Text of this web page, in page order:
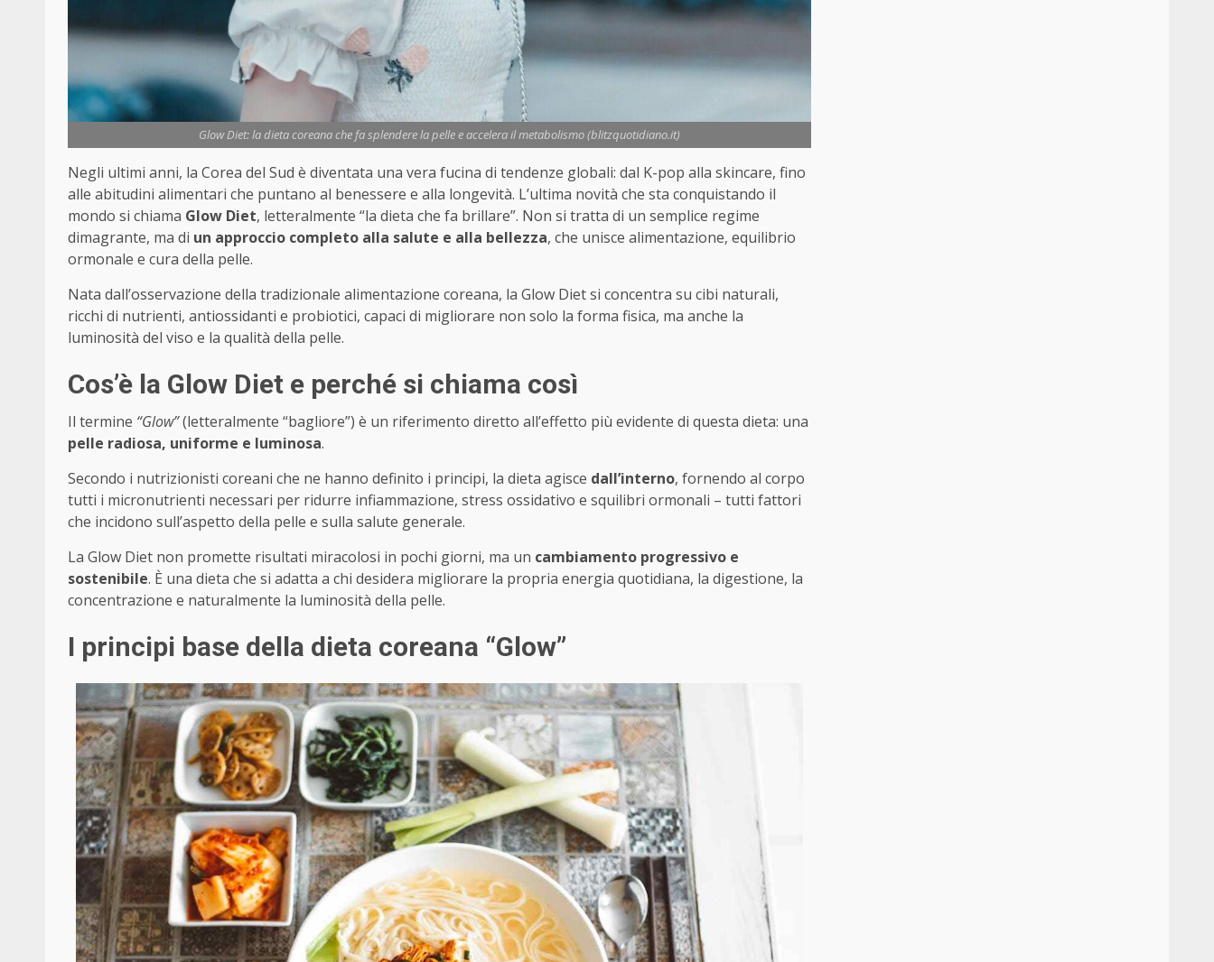
Glow Diet: la dieta coreana che fa splendere la pelle e accelera il metabolismo (blitzquotidiano.it)
Negli ultimi anni, la Corea del Sud è diventata una vera fucina di tendenze globali: dal K-pop alla skincare, fino
alle abitudini alimentari che puntano al benessere e alla longevità. L’ultima novità che sta conquistando il
mondo si chiama Glow Diet, letteralmente “la dieta che fa brillare”. Non si tratta di un semplice regime
dimagrante, ma di un approccio completo alla salute e alla bellezza, che unisce alimentazione, equilibrio
ormonale e cura della pelle.
Nata dall’osservazione della tradizionale alimentazione coreana, la Glow Diet si concentra su cibi naturali,
ricchi di nutrienti, antiossidanti e probiotici, capaci di migliorare non solo la forma fisica, ma anche la
luminosità del viso e la qualità della pelle.
Cos’è la Glow Diet e perché si chiama così
Il termine “Glow”(letteralmente “bagliore”) è un riferimento diretto all’effetto più evidente di questa dieta: una
pelle radiosa, uniforme e luminosa.
Secondo i nutrizionisti coreani che ne hanno definito i principi, la dieta agisce dall’interno, fornendo al corpo
tutti i micronutrienti necessari per ridurre infiammazione, stress ossidativo e squilibri ormonali – tutti fattori
che incidono sull’aspetto della pelle e sulla salute generale.
La Glow Diet non promette risultati miracolosi in pochi giorni, ma un cambiamento progressivo e
sostenibile. È una dieta che si adatta a chi desidera migliorare la propria energia quotidiana, la digestione, la
concentrazione e naturalmente la luminosità della pelle.
I principi base della dieta coreana “Glow”